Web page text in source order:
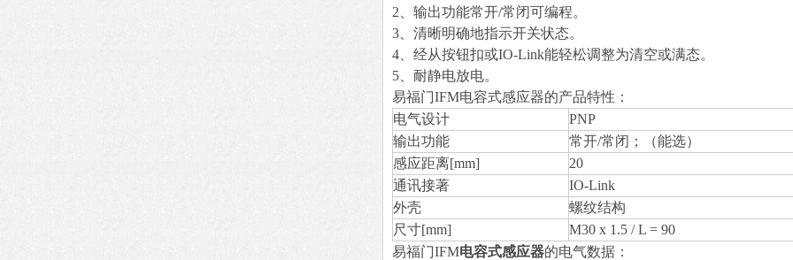
2、输出功能常开/常闭可编程。
3、清晰明确地指示开关状态。
4、经从按钮扣或IO-Link能轻松调整为清空或满态。
5、耐静电放电。
易福门IFM电容式感应器的产品特性：
电气设计
PNP
输出功能
常开/常闭；（能选）
感应距离[mm]
20
通讯接著
IO-Link
外壳
螺纹结构
尺寸[mm]
M30 x 1.5 / L = 90
易福门IFM电容式感应器的电气数据：